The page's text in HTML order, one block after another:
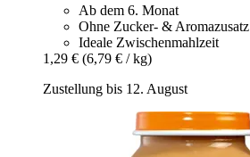
Ab dem 6. Monat
Ohne Zucker- & Aromazusatz
Ideale Zwischenmahlzeit
1,29 € (6,79 € / kg)
Zustellung bis 12. August